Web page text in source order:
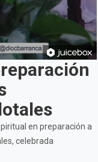
en preparación a
celebrada